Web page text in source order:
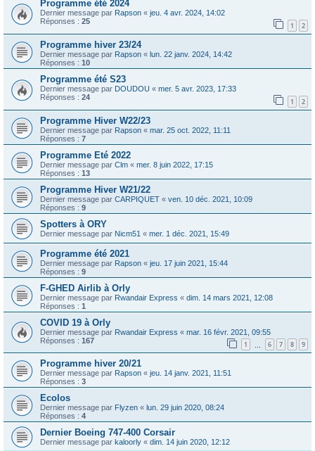
Programme été 2024
Dernier message par Rapson « jeu. 4 avr. 2024, 14:02
Réponses : 25 1 2
Programme hiver 23/24
Dernier message par Rapson « lun. 22 janv. 2024, 14:42
Réponses : 10
Programme été S23
Dernier message par DOUDOU « mer. 5 avr. 2023, 17:33
Réponses : 24 1 2
Programme Hiver W22/23
Dernier message par Rapson « mar. 25 oct. 2022, 11:11
Réponses : 7
Programme Eté 2022
Dernier message par Clm « mer. 8 juin 2022, 17:15
Réponses : 13
Programme Hiver W21/22
Dernier message par CARPIQUET « ven. 10 déc. 2021, 10:09
Réponses : 9
Spotters à ORY
Dernier message par Nicm51 « mer. 1 déc. 2021, 15:49
Programme été 2021
Dernier message par Rapson « jeu. 17 juin 2021, 15:44
Réponses : 9
F-GHED Airlib à Orly
Dernier message par Rwandair Express « dim. 14 mars 2021, 12:08
Réponses : 1
COVID 19 à Orly
Dernier message par Rwandair Express « mar. 16 févr. 2021, 09:55
Réponses : 167 1 6 7 8 9
Programme hiver 20/21
Dernier message par Rapson « jeu. 14 janv. 2021, 11:51
Réponses : 3
Ecolos
Dernier message par Flyzen « lun. 29 juin 2020, 08:24
Réponses : 4
Dernier Boeing 747-400 Corsair
Dernier message par kaloorly « dim. 14 juin 2020, 12:12